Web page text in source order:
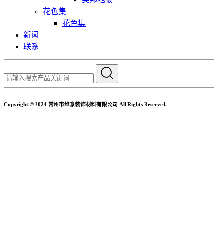
花色集
花色集
新闻
联系
Copyright © 2024 常州市维意装饰材料有限公司 All Rights Reserved.